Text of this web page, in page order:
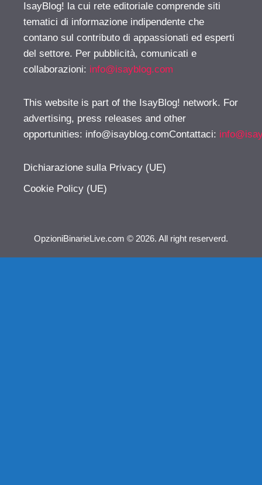
IsayBlog! la cui rete editoriale comprende siti
tematici di informazione indipendente che
contano sul contributo di appassionati ed esperti
del settore. Per pubblicità, comunicati e
collaborazioni: info@isayblog.com
This website is part of the IsayBlog! network. For
advertising, press releases and other
opportunities: info@isayblog.comContattaci:
Dichiarazione sulla Privacy (UE)
Cookie Policy (UE)
OpzioniBinarieLive.com © 2026. All right reserverd.